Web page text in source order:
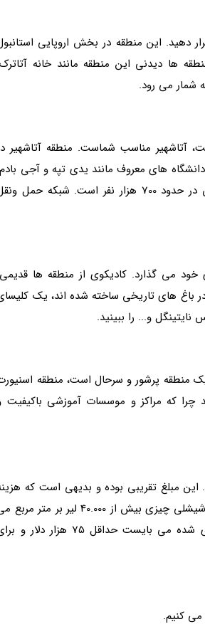
دهید. این منطقه در بخش اروپایی
ها دیدنی این منطقه مانند خانه
شمار می رود.
آتاشهیر مناسب شماست. منطقه آتاشهیر
دانشگاه های معروف مانند یدی تپه و آجی
مراکز خرید معروفی مانند پالادیوم، موزاییک، نووادا و... زیادی دارد و جمعیت آن در حدود 700 هزار نفر است. شبکه
خود می گذارد. کادیکوی از منطقه ها
باغ های تاریخی ساخته شده اند، یک
و... را ببینید.
منطقه پرشور و سرحال است، منطقه
چرا که مراکز و موسسات آموزشی باکیفیت
به طور میانه و به ازای هر متر مربع 20.000 لیر است. این مبلغ تقریبی بوده و بدیهی است که
خرید ملک در مرکز شهر بهای بالاتری دارد. به طور مثال بهای خرید ملک در منطقه شیشلی چیزی بیش از 40.000 لیر بر
باشد. توجه داشته باشید که برای دریافت اقامت ترکیه ارزش کلی ملک خریداری شده می بایست حداقل 75 هزار
می کنیم.